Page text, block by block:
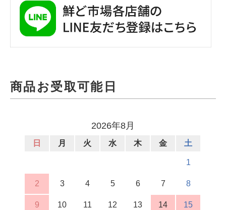
商品お受取可能日
2026年8月
日 月 火 水 木 金 土
1
2 3 4 5 6 7 8
9 10 11 12 13 14 15